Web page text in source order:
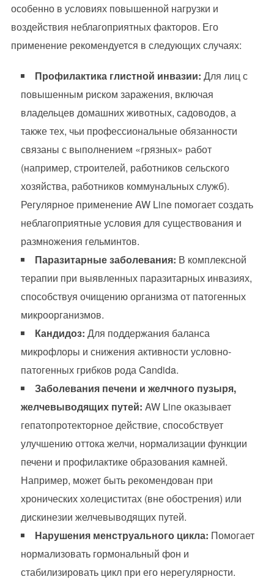
особенно в условиях повышенной нагрузки и
воздействия неблагоприятных факторов. Его
применение рекомендуется в следующих случаях:
Профилактика глистной инвазии: Для лиц с
повышенным риском заражения, включая
владельцев домашних животных, садоводов, а
также тех, чьи профессиональные обязанности
связаны с выполнением «грязных» работ
(например, строителей, работников сельского
хозяйства, работников коммунальных служб).
Регулярное применение AW Line помогает создать
неблагоприятные условия для существования и
размножения гельминтов.
Паразитарные заболевания: В комплексной
терапии при выявленных паразитарных инвазиях,
способствуя очищению организма от патогенных
микроорганизмов.
Кандидоз: Для поддержания баланса
микрофлоры и снижения активности условно-
патогенных грибков рода Candida.
Заболевания печени и желчного пузыря,
желчевыводящих путей: AW Line оказывает
гепатопротекторное действие, способствует
улучшению оттока желчи, нормализации функции
печени и профилактике образования камней.
Например, может быть рекомендован при
хронических холециститах (вне обострения) или
дискинезии желчевыводящих путей.
Нарушения менструального цикла: Помогает
нормализовать гормональный фон и
стабилизировать цикл при его нерегулярности.